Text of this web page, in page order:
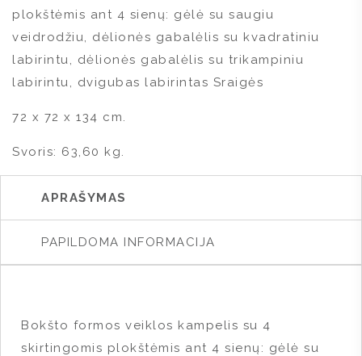
plokštėmis ant 4 sienų: gėlė su saugiu
veidrodžiu, dėlionės gabalėlis su kvadratiniu
labirintu, dėlionės gabalėlis su trikampiniu
labirintu, dvigubas labirintas Sraigės
72 x 72 x 134 cm.
Svoris: 63,60 kg.
APRAŠYMAS
PAPILDOMA INFORMACIJA
Bokšto formos veiklos kampelis su 4
skirtingomis plokštėmis ant 4 sienų: gėlė su